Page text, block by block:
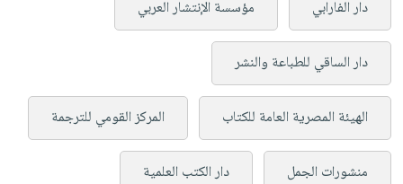
دار الفارابي مؤسسة الإنتشار العربي
دار الساقي للطباعة والنشر
الهيئة المصرية العامة للكتاب المركز القومي للترجمة
منشورات الجمل دار الكتب العلمية